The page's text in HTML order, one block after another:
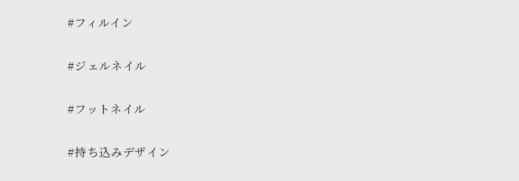
#フィルイン
#ジェルネイル
#フットネイル
#持ち込みデザイン